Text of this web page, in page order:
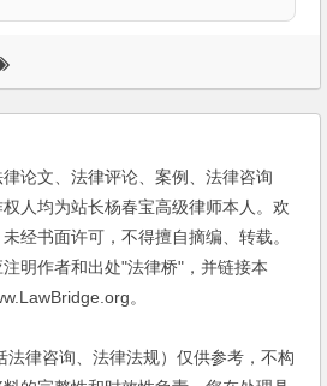
论文、法律评论、案例、法律咨询
人均为站长杨春宝高级律师本人。欢
经书面许可，不得擅自摘编、转载。
明作者和出处"法律桥"，并链接本
。
律咨询、法律法规）仅供参考，不构